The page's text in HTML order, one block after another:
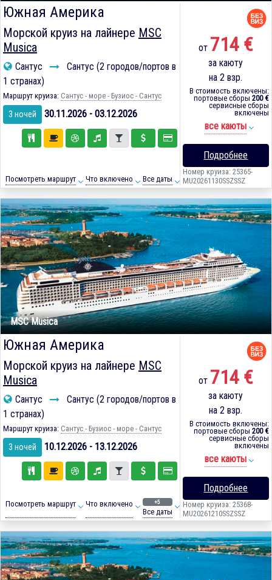
Южная Америка
Морской круиз на лайнере MSC
Musica
Сантус
Сантус (2 городов/портов в
1 странах)
Маршрут круиза: Сантус - море - Бузиос - Сантус
3 ночей 30.11.2026 - 03.12.2026
Посмотреть маршрут Что включено Все даты
от 714 €
за каюту
на 2 взр.
В стоимость включены:
портовые сборы 200 €
сервисные сборы
включены
все каюты
Подробнее
Номер круиза: 25365-
MU20261130SSZSSZ
MSC Musica
Южная Америка
Морской круиз на лайнере MSC
Musica
Сантус
Сантус (2 городов/портов в
1 странах)
Маршрут круиза: Сантус - Бузиос - море - Сантус
3 ночей 10.12.2026 - 13.12.2026
Посмотреть маршрут Что включено +5
Все даты
от 714 €
за каюту
на 2 взр.
В стоимость включены:
портовые сборы 200 €
сервисные сборы
включены
все каюты
Подробнее
Номер круиза: 25368-
MU20261210SSZSSZ